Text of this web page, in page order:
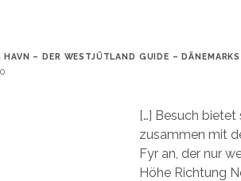
HAVN – DER WESTJÜTLAND GUIDE –
[…] Besuch
zusammen mit
Fyr an, der nur
Höhe Richtung